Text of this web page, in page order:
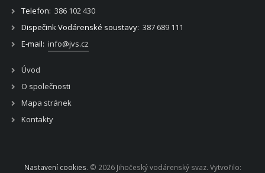
Telefon: 386 102 430
Dispečink Vodárenské soustavy: 387 689 111
E-mail: info@jvs.cz
Úvod
O společnosti
Mapa stránek
Kontakty
Nastavení cookies. © 2026 Jihočeský vodárenský svaz. Vytvořilo: